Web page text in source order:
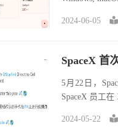
2024-06-05
SpaceX 首
5月22日，
SpaceX 员工
2024-05-22